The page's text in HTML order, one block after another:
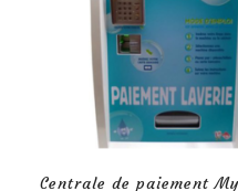
Centrale de paiement